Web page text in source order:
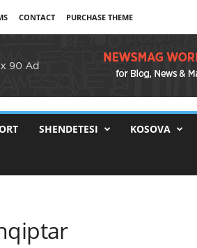
CONTACT PURCHASE THEME
SHENDETESI KOSOVA